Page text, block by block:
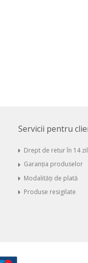
Servicii pentru
Drept de retur în 14
Garanția produselor
Modalități de plată
Produse resigilate